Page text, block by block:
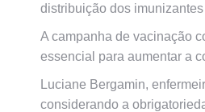
distribuição dos
A campanha de vacinação
essencial para aumentar a
Luciane Bergamin,
considerando a